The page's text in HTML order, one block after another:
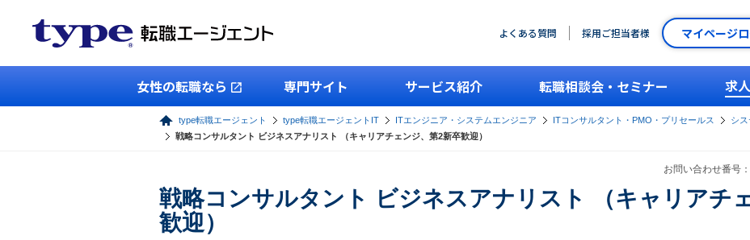
よくある質問 採用ご担当者様 マイページ
女性の転職なら 専門サイト サービス紹介 転職相談会・セミナー 求
type転職エージェント type転職エージェントIT ITエンジニア・システムエンジニア ITコンサルタント・PMO・プリセールス
シ
戦略コンサルタント ビジネスアナリスト （キャリアチェンジ、第2新卒歓迎）
お問い合わせ番号
戦略コンサルタント ビジネスアナリスト （キャリアチ
歓迎）